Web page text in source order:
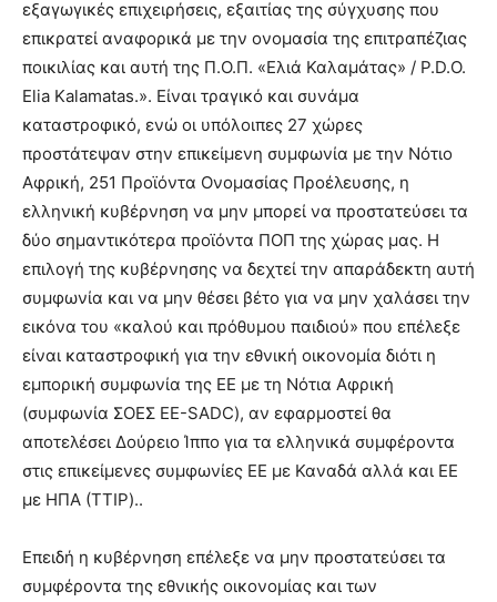
εξαγωγικές επιχειρήσεις, εξαιτίας της σύγχυσης που
επικρατεί αναφορικά με την ονομασία της επιτραπέζιας
ποικιλίας και αυτή της Π.Ο.Π. «Ελιά Καλαμάτας» / P.D.O.
Elia Kalamatas.». Είναι τραγικό και συνάμα
καταστροφικό, ενώ οι υπόλοιπες 27 χώρες
προστάτεψαν στην επικείμενη συμφωνία με την Νότιο
Αφρική, 251 Προϊόντα Ονομασίας Προέλευσης, η
ελληνική κυβέρνηση να μην μπορεί να προστατεύσει τα
δύο σημαντικότερα προϊόντα ΠΟΠ της χώρας μας. Η
επιλογή της κυβέρνησης να δεχτεί την απαράδεκτη αυτή
συμφωνία και να μην θέσει βέτο για να μην χαλάσει την
εικόνα του «καλού και πρόθυμου παιδιού» που επέλεξε
είναι καταστροφική για την εθνική οικονομία διότι η
εμπορική συμφωνία της ΕΕ με τη Νότια Αφρική
(συμφωνία ΣΟΕΣ ΕΕ-SADC), αν εφαρμοστεί θα
αποτελέσει Δούρειο Ίππο για τα ελληνικά συμφέροντα
στις επικείμενες συμφωνίες ΕΕ με Καναδά αλλά και ΕΕ
με ΗΠΑ (TTIP)..
Επειδή η κυβέρνηση επέλεξε να μην προστατεύσει τα
συμφέροντα της εθνικής οικονομίας και των